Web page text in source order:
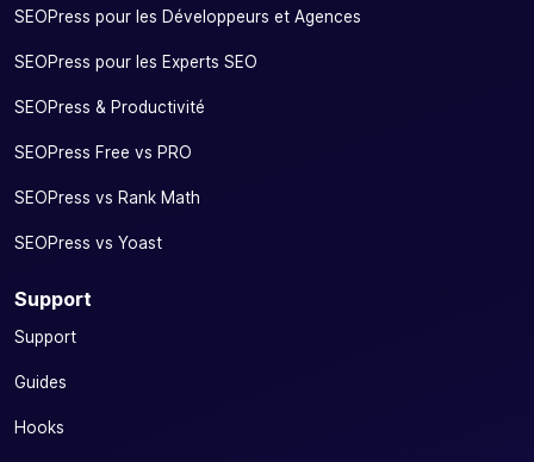
SEOPress pour les Développeurs et Agences
SEOPress pour les Experts SEO
SEOPress & Productivité
SEOPress Free vs PRO
SEOPress vs Rank Math
SEOPress vs Yoast
Support
Support
Guides
Hooks